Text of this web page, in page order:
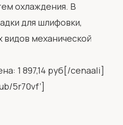
охлаждения. В
для шлифовки,
видов механической
1 897,14 руб[/cenaali]
5r70vf’]